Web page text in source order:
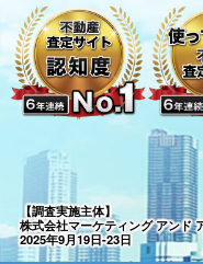
【調査実施主体】
株式会社マーケティング アンド
2025年9月19日-23日